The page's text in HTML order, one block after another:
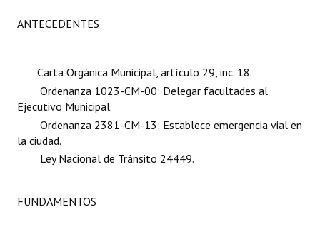
Informes de Gestión
Proyectos Presentados
Dictámenes Asesoría Letrada
Actas de Sesión
ANTECEDENTES
Carta Orgánica Municipal, artículo 29, inc. 18.
Ordenanza 1023-CM-00: Delegar facultades al
Ejecutivo Municipal.
Ordenanza 2381-CM-13: Establece emergencia vial en
la ciudad.
Ley Nacional de Tránsito 24449.
FUNDAMENTOS